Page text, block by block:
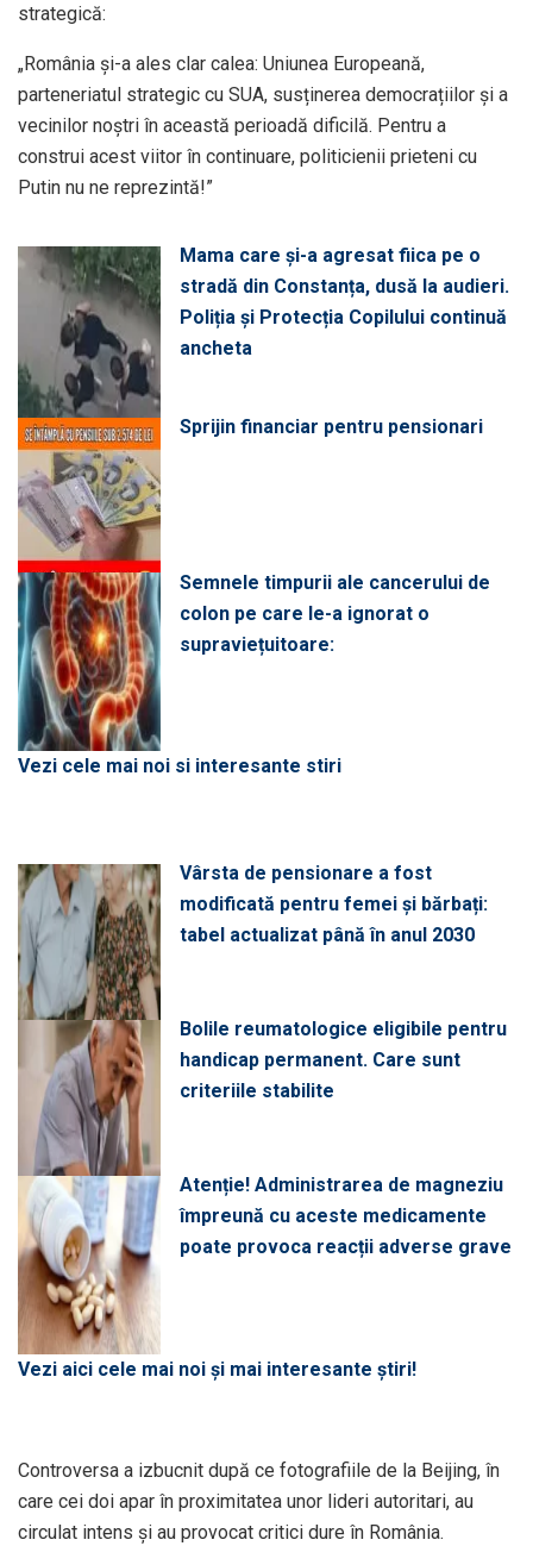
strategică:
„România și-a ales clar calea: Uniunea Europeană,
parteneriatul strategic cu SUA, susținerea democrațiilor și a
vecinilor noștri în această perioadă dificilă. Pentru a
construi acest viitor în continuare, politicienii prieteni cu
Putin nu ne reprezintă!”
Mama care și-a agresat fiica pe o
stradă din Constanța, dusă la audieri.
Poliția și Protecția Copilului continuă
ancheta
Sprijin financiar pentru pensionari
Semnele timpurii ale cancerului de
colon pe care le-a ignorat o
supraviețuitoare:
Vezi cele mai noi si interesante stiri
Vârsta de pensionare a fost
modificată pentru femei și bărbați:
tabel actualizat până în anul 2030
Bolile reumatologice eligibile pentru
handicap permanent. Care sunt
criteriile stabilite
Atenție! Administrarea de magneziu
împreună cu aceste medicamente
poate provoca reacții adverse grave
Vezi aici cele mai noi și mai interesante știri!
Controversa a izbucnit după ce fotografiile de la Beijing, în
care cei doi apar în proximitatea unor lideri autoritari, au
circulat intens și au provocat critici dure în România.